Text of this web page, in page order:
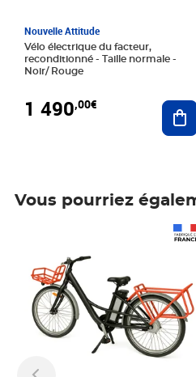
Nouvelle Attitude
Vélo électrique du facteur,
reconditionné - Taille normale -
Noir/ Rouge
1 490,00€
Vous pourriez